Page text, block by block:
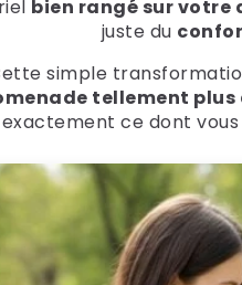
bien rangé sur votre
juste du
simple
tellement plus
exactement ce dont vous